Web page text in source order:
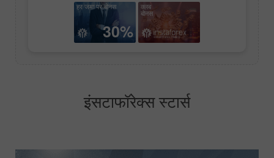
हर जमा पर बोनस
30%
क्लब
बोनस
इंसटाफॉरेक्स स्टार्स